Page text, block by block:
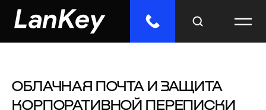
Меню
ОБЛАЧНАЯ ПОЧТА И ЗАЩИТА
КОРПОРАТИВНОЙ ПЕРЕПИСКИ